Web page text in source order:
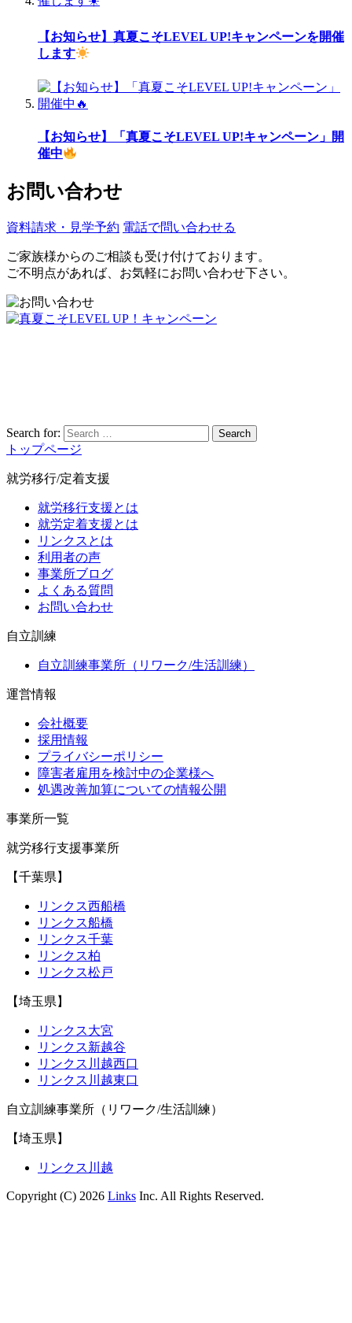
【お知らせ】真夏こそLEVEL UP!キャンペーンを開催
します
【お知らせ】「真夏こそLEVEL UP!キャンペーン」開
催中
お問い合わせ
資料請求・見学予約 電話で問い合わせる
ご家族様からのご相談も受け付けております。
ご不明点があれば、お気軽にお問い合わせ下さい。
Search for: Search
トップページ
就労移行/定着支援
就労移行支援とは
就労定着支援とは
リンクスとは
利用者の声
事業所ブログ
よくある質問
お問い合わせ
自立訓練
自立訓練事業所（リワーク/生活訓練）
運営情報
会社概要
採用情報
プライバシーポリシー
障害者雇用を検討中の企業様へ
処遇改善加算についての情報公開
事業所一覧
就労移行支援事業所
【千葉県】
リンクス西船橋
リンクス船橋
リンクス千葉
リンクス柏
リンクス松戸
【埼玉県】
リンクス大宮
リンクス新越谷
リンクス川越西口
リンクス川越東口
自立訓練事業所（リワーク/生活訓練）
【埼玉県】
リンクス川越
Copyright (C) 2026 Links Inc. All Rights Reserved.